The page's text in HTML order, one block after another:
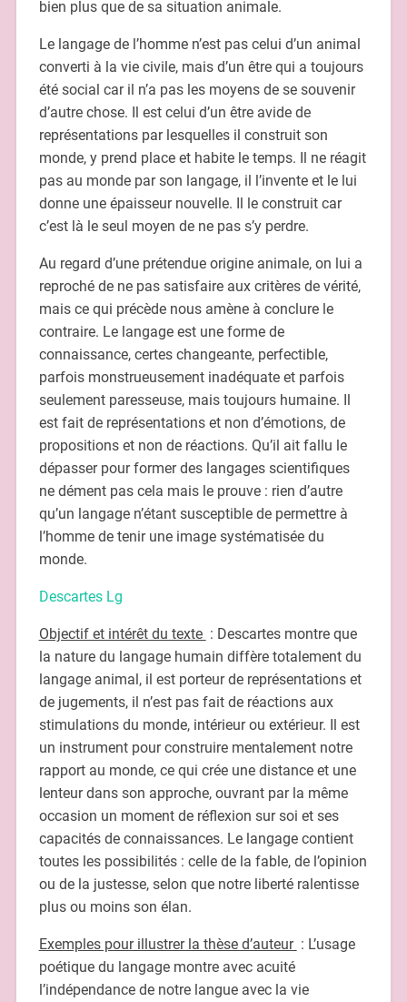
bien plus que de sa situation animale.
Le langage de l’homme n’est pas celui d’un animal
converti à la vie civile, mais d’un être qui a toujours
été social car il n’a pas les moyens de se souvenir
d’autre chose. Il est celui d’un être avide de
représentations par lesquelles il construit son
monde, y prend place et habite le temps. Il ne réagit
pas au monde par son langage, il l’invente et le lui
donne une épaisseur nouvelle. Il le construit car
c’est là le seul moyen de ne pas s’y perdre.
Au regard d’une prétendue origine animale, on lui a
reproché de ne pas satisfaire aux critères de vérité,
mais ce qui précède nous amène à conclure le
contraire. Le langage est une forme de
connaissance, certes changeante, perfectible,
parfois monstrueusement inadéquate et parfois
seulement paresseuse, mais toujours humaine. Il
est fait de représentations et non d’émotions, de
propositions et non de réactions. Qu’il ait fallu le
dépasser pour former des langages scientifiques
ne dément pas cela mais le prouve : rien d’autre
qu’un langage n’étant susceptible de permettre à
l’homme de tenir une image systématisée du
monde.
Descartes Lg
Objectif et intérêt du texte : Descartes montre que
la nature du langage humain diffère totalement du
langage animal, il est porteur de représentations et
de jugements, il n’est pas fait de réactions aux
stimulations du monde, intérieur ou extérieur. Il est
un instrument pour construire mentalement notre
rapport au monde, ce qui crée une distance et une
lenteur dans son approche, ouvrant par la même
occasion un moment de réflexion sur soi et ses
capacités de connaissances. Le langage contient
toutes les possibilités : celle de la fable, de l’opinion
ou de la justesse, selon que notre liberté ralentisse
plus ou moins son élan.
Exemples pour illustrer la thèse d’auteur : L’usage
poétique du langage montre avec acuité
l’indépendance de notre langue avec la vie